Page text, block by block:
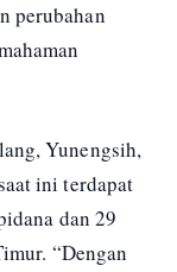
perubahan
Yunengsih,
ini terdapat
dan 29
“Dengan